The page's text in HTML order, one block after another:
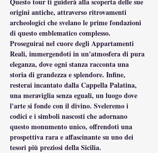
origini antiche, attraverso ritrovamenti
archeologici che svelano le prime fondazioni
di questo emblematico complesso.
Proseguirai nel cuore degli Appartamenti
Reali, immergendoti in un'atmosfera di pura
eleganza, dove ogni stanza racconta una
storia di grandezza e splendore. Infine,
resterai incantato dalla Cappella Palatina,
una meraviglia senza eguali, un luogo dove
l'arte si fonde con il divino. Sveleremo i
codici e i simboli nascosti che adornano
questo monumento unico, offrendoti una
prospettiva rara e affascinante su uno dei
tesori più preziosi della Sicilia.